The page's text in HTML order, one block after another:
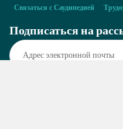
Связаться с Саудипедией
Подписаться на